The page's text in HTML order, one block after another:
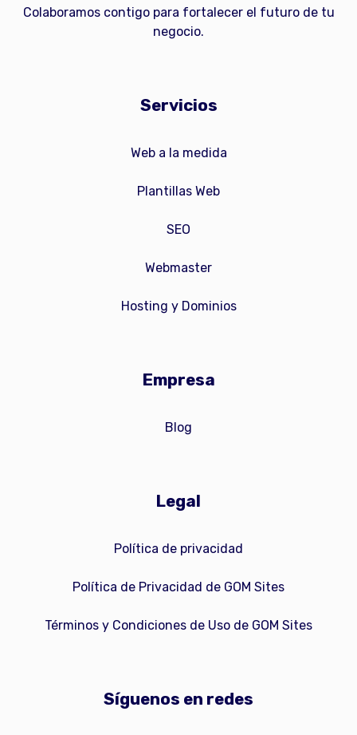
Colaboramos contigo para fortalecer el futuro de tu
negocio.
Servicios
Web a la medida
Plantillas Web
SEO
Webmaster
Hosting y Dominios
Empresa
Blog
Legal
Política de privacidad
Política de Privacidad de GOM Sites
Términos y Condiciones de Uso de GOM Sites
Síguenos en redes